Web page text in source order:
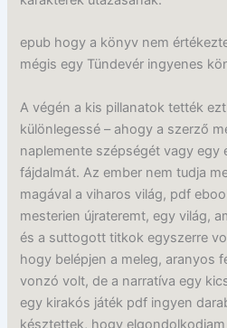
epub hogy a könyv nem
mégis egy Tündevér ingyenes
A végén a kis pillanatok tették
különlegessé – ahogy a szerző
naplemente szépségét vagy egy
fájdalmát. Az ember nem tudja
magával a viharos világ, pdf
mesterien újrateremt, egy világ,
és a suttogott titkok egyszerre
hogy belépjen a meleg, aranyos
vonzó volt, de a narratíva egy
egy kirakós játék pdf ingyen
késztettek, hogy